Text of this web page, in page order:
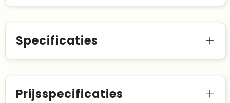
Specificaties
Prijsspecificaties